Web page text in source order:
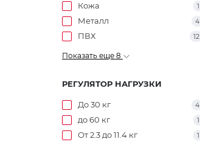
Кожа 1
Металл 4
ПВХ 12
Показать еще 8
РЕГУЛЯТОР НАГРУЗКИ
До 30 кг 4
до 60 кг 1
От 2.3 до 11.4 кг 1